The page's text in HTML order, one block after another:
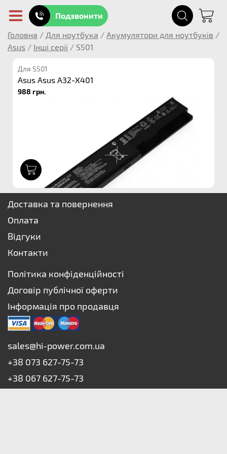
Подзвонити
Головна / Для ноутбука / Акумулятори для ноутбуків /
Asus / Інші серії / S501
Для S501
Asus Asus A32-X401
988 грн.
Доставка та повернення
Оплата
Відгуки
Контакти
Політика конфіденційності
Договір публічної оферти
Інформація про продавця
sales@hi-power.com.ua
+38 073 627-75-73
+38 067 627-75-73